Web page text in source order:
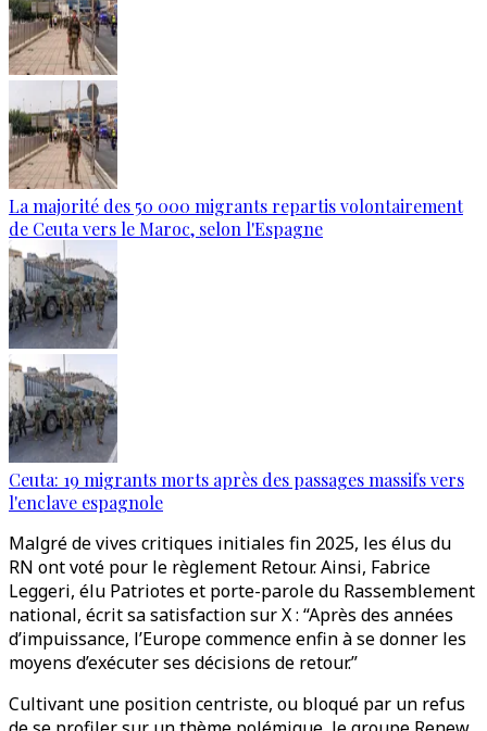
La majorité des 50 000 migrants repartis volontairement
de Ceuta vers le Maroc, selon l'Espagne
Ceuta: 19 migrants morts après des passages massifs vers
l'enclave espagnole
Malgré de vives critiques initiales fin 2025, les élus du
RN ont voté pour le règlement Retour. Ainsi, Fabrice
Leggeri, élu Patriotes et porte-parole du Rassemblement
national, écrit sa satisfaction sur X : “Après des années
d’impuissance, l’Europe commence enfin à se donner les
moyens d’exécuter ses décisions de retour.”
Cultivant une position centriste, ou bloqué par un refus